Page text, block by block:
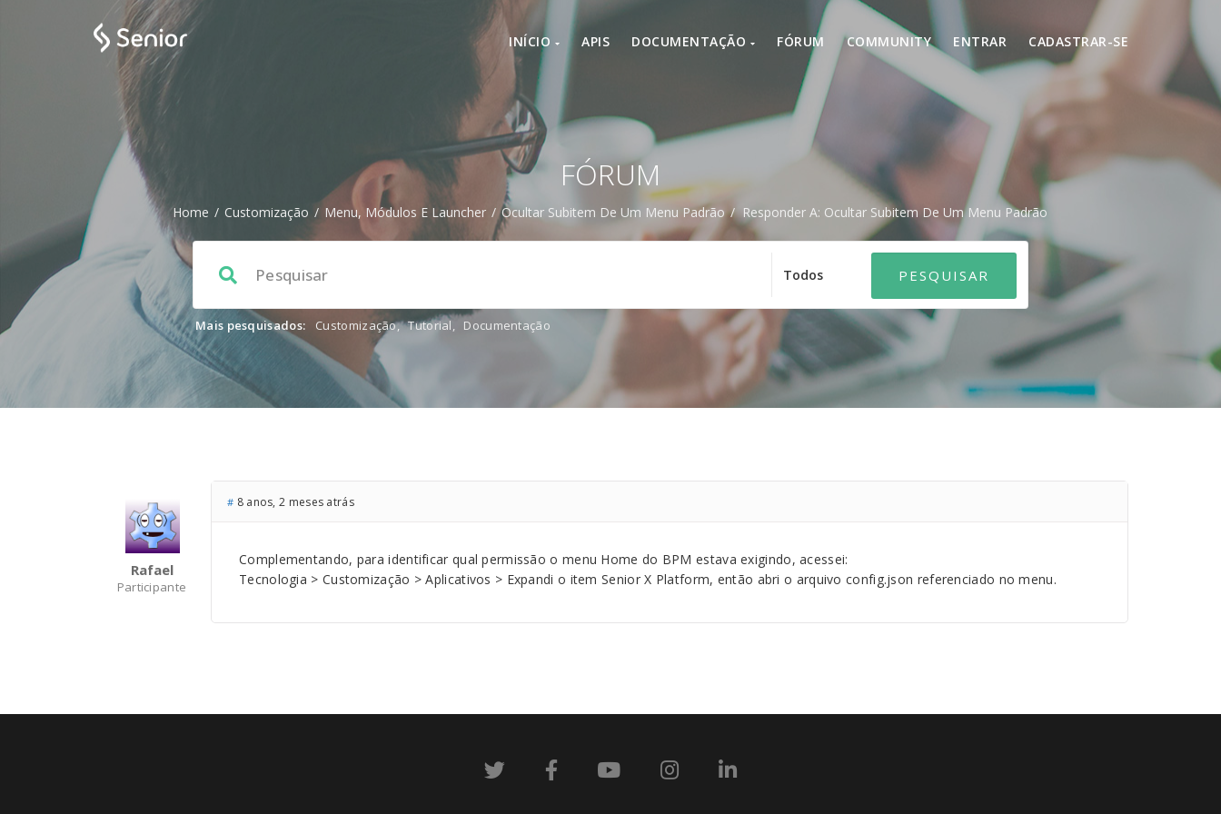
INÍCIO APIS DOCUMENTAÇÃO FÓRUM COMMUNITY ENTRAR CADASTRAR-SE
FÓRUM
Home / Customização / Menu, Módulos E Launcher / Ocultar Subitem De Um Menu Padrão / Responder A: Ocultar Subitem De Um Menu Padrão
Mais pesquisados: Customização, Tutorial, Documentação
Rafael
Participante
# 8 anos, 2 meses atrás
Complementando, para identificar qual permissão o menu Home do BPM estava exigindo, acessei:
Tecnologia > Customização > Aplicativos > Expandi o item Senior X Platform, então abri o arquivo config.json referenciado no menu.